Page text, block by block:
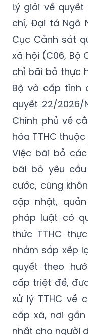
Lý giải về
chí, Đại tá Ngô
Cục Cảnh sát
xã hội (C06, Bộ
chỉ bãi bỏ thực
Bộ và cấp tỉnh
quyết 22/2026/
Chính phủ về
hóa TTHC
Việc bãi bỏ
bãi bỏ yêu
cước, cũng
cập nhật,
pháp luật có
thức TTHC
nhằm sắp xếp
quyết theo
cấp triệt để,
xử lý TTHC về
cấp xã, nơi
nhất cho người